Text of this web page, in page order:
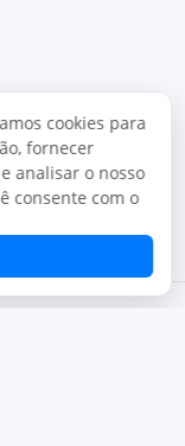
cookies para
fornecer
analisar o nosso
consente com o